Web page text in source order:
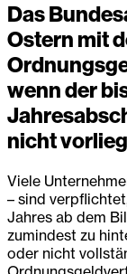
Das
Ostern mit
wenn der
nicht
Viele
– sind
Jahres ab dem
zumindest zu
oder nicht